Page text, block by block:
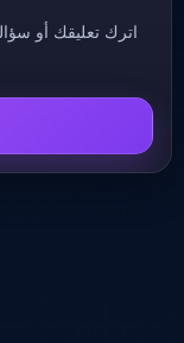
اترك تعليقك أو